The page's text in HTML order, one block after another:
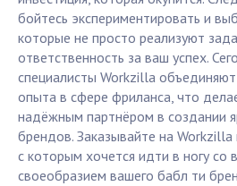
бойтесь экспериментировать и
которые не просто реализуют
ответственность за ваш успех.
специалисты Workzilla
опыта в сфере фриланса, что
надёжным партнёром в создании
брендов. Заказывайте на Workzilla
с которым хочется идти в ногу со
своеобразием вашего бабл ти